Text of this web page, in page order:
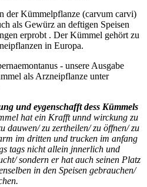
der Kümmelpflanze (carvum carvi)
als Gewürz an deftigen Speisen
erprobt . Der Kümmel gehört zu
in Europa.
- unsere Ausgabe
als Arzneipflanze unter
und eygenschafft dess Kümmels
hat ein Krafft unnd wirckung zu
dauwen/ zu zertheilen/ zu öffnen/ zu
im dritten und trucken im anfang
tags nicht allein jnnerlich und
sondern er hat auch seinen Platz
in den Speisen gebrauchen/